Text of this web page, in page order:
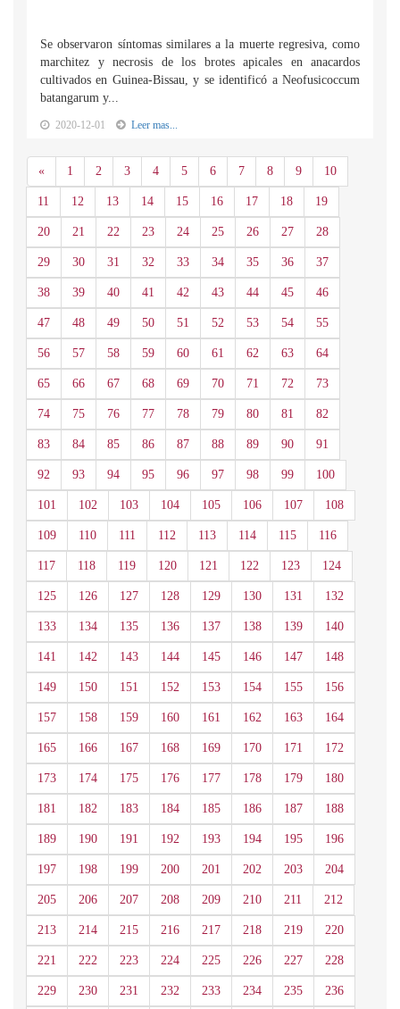
Se observaron síntomas similares a la muerte regresiva, como
marchitez y necrosis de los brotes apicales en anacardos
cultivados en Guinea-Bissau, y se identificó a Neofusicoccum
batangarum y...
2020-12-01 Leer mas...
«Anterior
1 2 3 4 5 6 7 8 9 10
11 12 13 14 15 16 17 18 19
20 21 22 23 24 25 26 27 28
29 30 31 32 33 34 35 36 37
38 39 40 41 42 43 44 45 46
47 48 49 50 51 52 53 54 55
56 57 58 59 60 61 62 63 64
65 66 67 68 69 70 71 72 73
74 75 76 77 78 79 80 81 82
83 84 85 86 87 88 89 90 91
92 93 94 95 96 97 98 99 100
101 102 103 104 105 106 107 108
109 110 111 112 113 114 115 116
117 118 119 120 121 122 123 124
125 126 127 128 129 130 131 132
133 134 135 136 137 138 139 140
141 142 143 144 145 146 147 148
149 150 151 152 153 154 155 156
157 158 159 160 161 162 163 164
165 166 167 168 169 170 171 172
173 174 175 176 177 178 179 180
181 182 183 184 185 186 187 188
189 190 191 192 193 194 195 196
197 198 199 200 201 202 203 204
205 206 207 208 209 210 211 212
213 214 215 216 217 218 219 220
221 222 223 224 225 226 227 228
229 230 231 232 233 234 235 236